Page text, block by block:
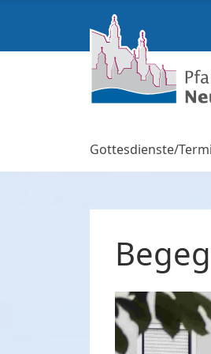
Gottesdienste/